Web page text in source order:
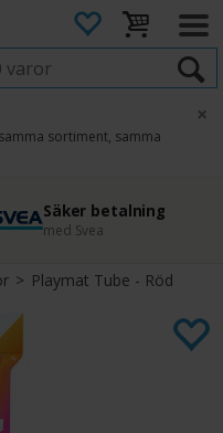
sortiment, samma
×
Säker betalning
med Svea
45 dagars ångerrätt
Enkel retur
> Playmat Tube - Röd